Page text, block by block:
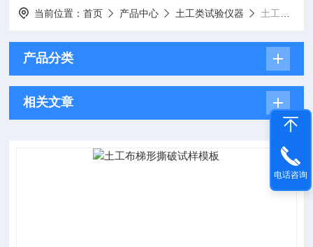
当前位置：首页 产品中心 土工类试验仪器 土工布梯形撕破试样模板
产品分类
相关文章
电话咨询